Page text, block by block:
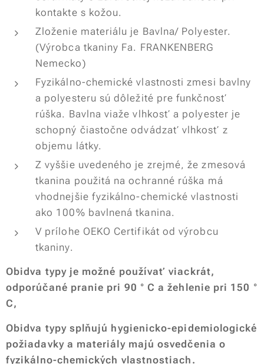
kontakte s kožou.
Zloženie materiálu je Bavlna/ Polyester.
(Výrobca tkaniny Fa. FRANKENBERG
Nemecko)
Fyzikálno-chemické vlastnosti zmesi bavlny
a polyesteru sú dôležité pre funkčnosť
rúška. Bavlna viaže vlhkosť a polyester je
schopný čiastočne odvádzať vlhkosť z
objemu látky.
Z vyššie uvedeného je zrejmé, že zmesová
tkanina použitá na ochranné rúška má
vhodnejšie fyzikálno-chemické vlastnosti
ako 100% bavlnená tkanina.
V prílohe OEKO Certifikát od výrobcu
tkaniny.
Obidva typy je možné používať viackrát,
odporúčané pranie pri 90 ° C a žehlenie pri 150 °
C,
Obidva typy splňujú hygienicko-epidemiologické
požiadavky a materiály majú osvedčenia o
fyzikálno-chemických vlastnostiach.